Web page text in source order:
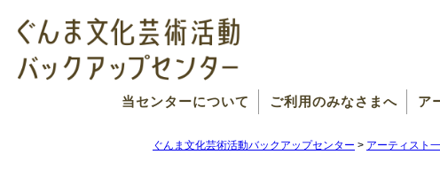
当センターについて ご利用のみなさまへ ア
ぐんま文化芸術活動バックアップセンター > アーティスト